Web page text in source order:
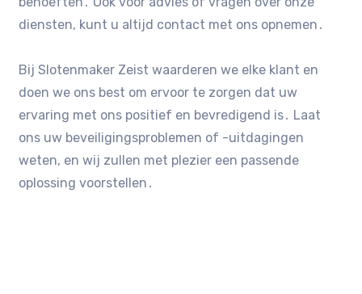
diensten, kunt u altijd contact met ons opnemen․
Bij Slotenmaker Zeist waarderen we elke klant en
doen we ons best om ervoor te zorgen dat uw
ervaring met ons positief en bevredigend is․ Laat
ons uw beveiligingsproblemen of -uitdagingen
weten, en wij zullen met plezier een passende
oplossing voorstellen․